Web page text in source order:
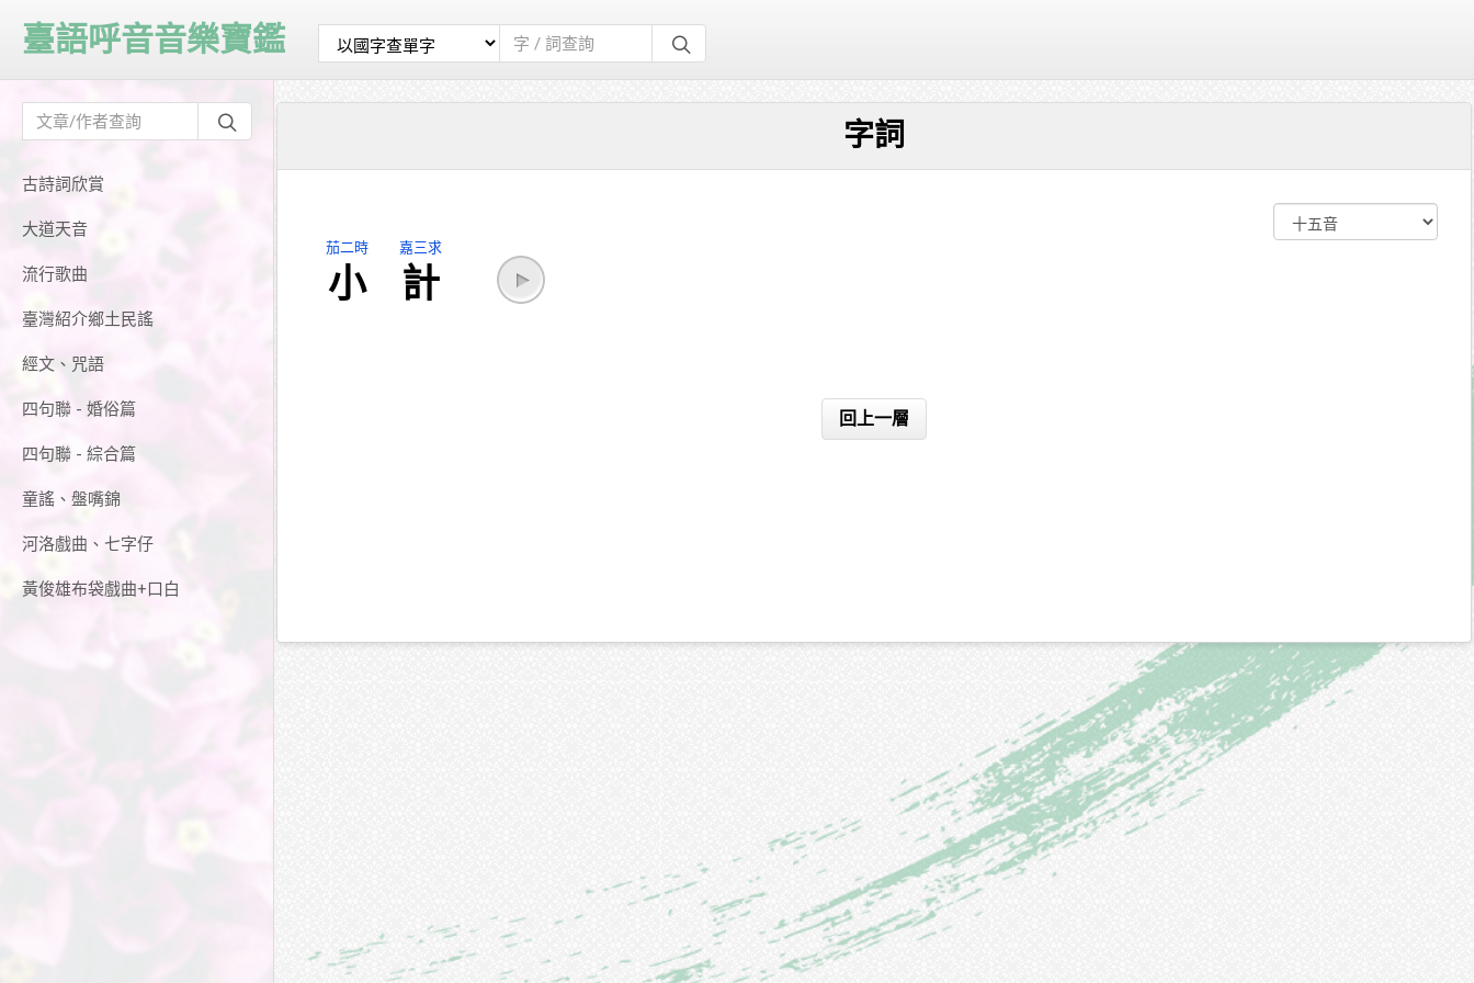
古詩詞欣賞
大道天音
流行歌曲
臺灣紹介鄉土民謠
經文、咒語
四句聯 - 婚俗篇
四句聯 - 綜合篇
童謠、盤嘴錦
河洛戲曲、七字仔
黃俊雄布袋戲曲+口白
臺語呼音音樂寶鑑
字詞
茄二時
小
嘉三求
計
回上一層